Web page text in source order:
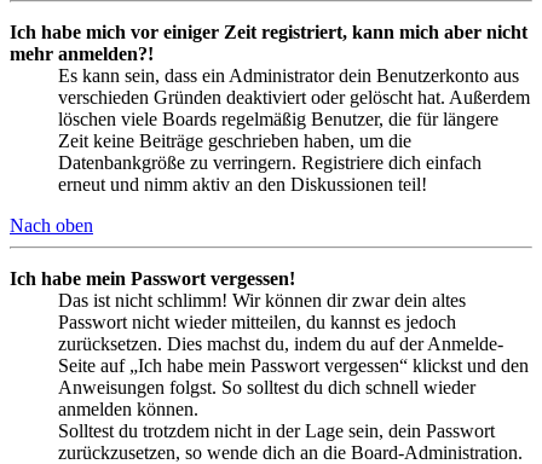
Ich habe mich vor einiger Zeit registriert, kann mich aber nicht
mehr anmelden?!
Es kann sein, dass ein Administrator dein Benutzerkonto aus
verschieden Gründen deaktiviert oder gelöscht hat. Außerdem
löschen viele Boards regelmäßig Benutzer, die für längere
Zeit keine Beiträge geschrieben haben, um die
Datenbankgröße zu verringern. Registriere dich einfach
erneut und nimm aktiv an den Diskussionen teil!
Nach oben
Ich habe mein Passwort vergessen!
Das ist nicht schlimm! Wir können dir zwar dein altes
Passwort nicht wieder mitteilen, du kannst es jedoch
zurücksetzen. Dies machst du, indem du auf der Anmelde-
Seite auf „Ich habe mein Passwort vergessen“ klickst und den
Anweisungen folgst. So solltest du dich schnell wieder
anmelden können.
Solltest du trotzdem nicht in der Lage sein, dein Passwort
zurückzusetzen, so wende dich an die Board-Administration.